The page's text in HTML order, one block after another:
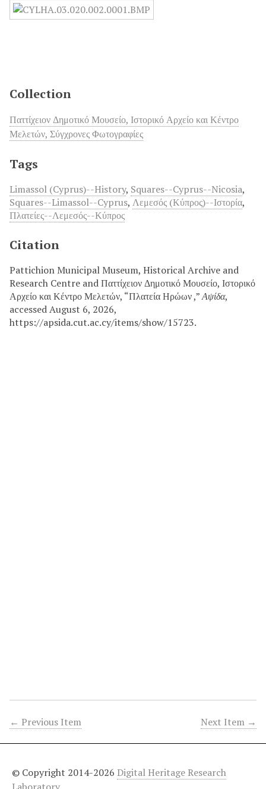
Collection
Παττίχειον Δημοτικό Μουσείο, Ιστορικό Αρχείο και Κέντρο
Μελετών, Σύγχρονες Φωτογραφίες
Tags
Limassol (Cyprus)--History, Squares--Cyprus--Nicosia,
Squares--Limassol--Cyprus, Λεμεσός (Κύπρος)--Ιστορία,
Πλατείες--Λεμεσός--Κύπρος
Citation
Pattichion Municipal Museum, Historical Archive and
Research Centre and Παττίχειον Δημοτικό Μουσείο, Ιστορικό
Αρχείο και Κέντρο Μελετών, “Πλατεία Ηρώων ,”Αψίδα,
accessed August 6, 2026,
https://apsida.cut.ac.cy/items/show/15723.
← Previous Item Next Item →
© Copyright 2014-2026 Digital Heritage Research